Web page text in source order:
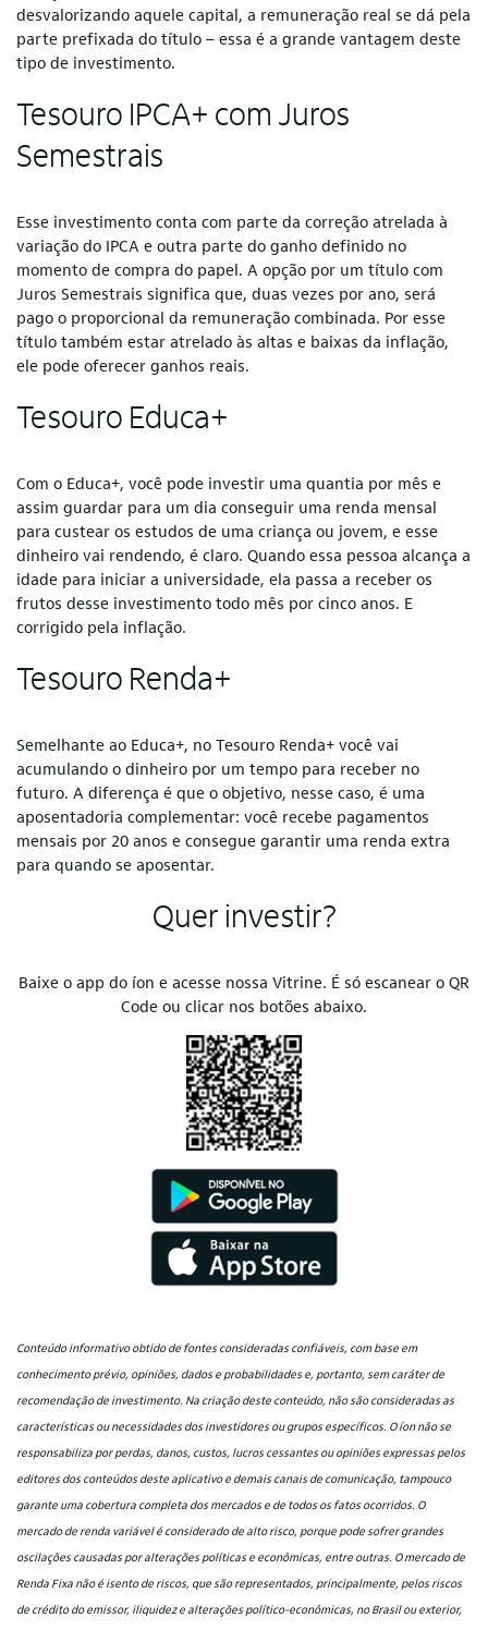
desvalorizando aquele capital, a remuneração real se dá pela
parte prefixada do título – essa é a grande vantagem deste
tipo de investimento.
Tesouro IPCA+ com Juros
Semestrais
Esse investimento conta com parte da correção atrelada à
variação do IPCA e outra parte do ganho definido no
momento de compra do papel. A opção por um título com
Juros Semestrais significa que, duas vezes por ano, será
pago o proporcional da remuneração combinada. Por esse
título também estar atrelado às altas e baixas da inflação,
ele pode oferecer ganhos reais.
Tesouro Educa+
Com o Educa+, você pode investir uma quantia por mês e
assim guardar para um dia conseguir uma renda mensal
para custear os estudos de uma criança ou jovem, e esse
dinheiro vai rendendo, é claro. Quando essa pessoa alcança a
idade para iniciar a universidade, ela passa a receber os
frutos desse investimento todo mês por cinco anos. E
corrigido pela inflação.
Tesouro Renda+
Semelhante ao Educa+, no Tesouro Renda+ você vai
acumulando o dinheiro por um tempo para receber no
futuro. A diferença é que o objetivo, nesse caso, é uma
aposentadoria complementar: você recebe pagamentos
mensais por 20 anos e consegue garantir uma renda extra
para quando se aposentar.
Quer investir?
Baixe o app do íon e acesse nossa Vitrine. É só escanear o QR
Code ou clicar nos botões abaixo.
Conteúdo informativo obtido de fontes consideradas confiáveis, com base em
conhecimento prévio, opiniões, dados e probabilidades e, portanto, sem caráter de
recomendação de investimento. Na criação deste conteúdo, não são consideradas as
características ou necessidades dos investidores ou grupos específicos. O íon não se
responsabiliza por perdas, danos, custos, lucros cessantes ou opiniões expressas pelos
editores dos conteúdos deste aplicativo e demais canais de comunicação, tampouco
garante uma cobertura completa dos mercados e de todos os fatos ocorridos. O
mercado de renda variável é considerado de alto risco, porque pode sofrer grandes
oscilações causadas por alterações políticas e econômicas, entre outras. O mercado de
Renda Fixa não é isento de riscos, que são representados, principalmente, pelos riscos
de crédito do emissor, iliquidez e alterações político-econômicas, no Brasil ou exterior,